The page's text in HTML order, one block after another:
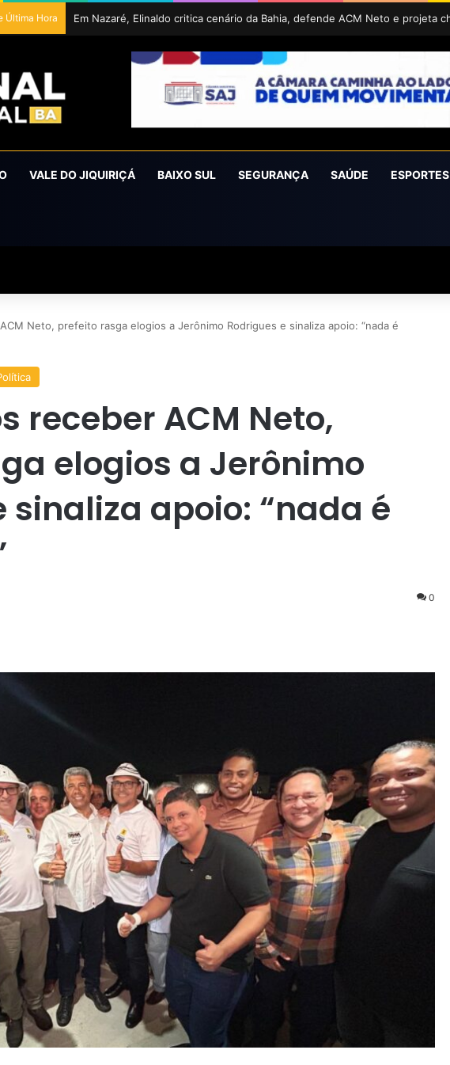
Última Hora
VALE DO JIQUIRIÇÁ BAIXO SUL SEGURANÇA SAÚDE ESPORTES
Neto, prefeito rasga elogios a Jerônimo Rodrigues e sinaliza apoio: “nada é
receber ACM Neto,
elogios a Jerônimo
sinaliza apoio: “nada é
0